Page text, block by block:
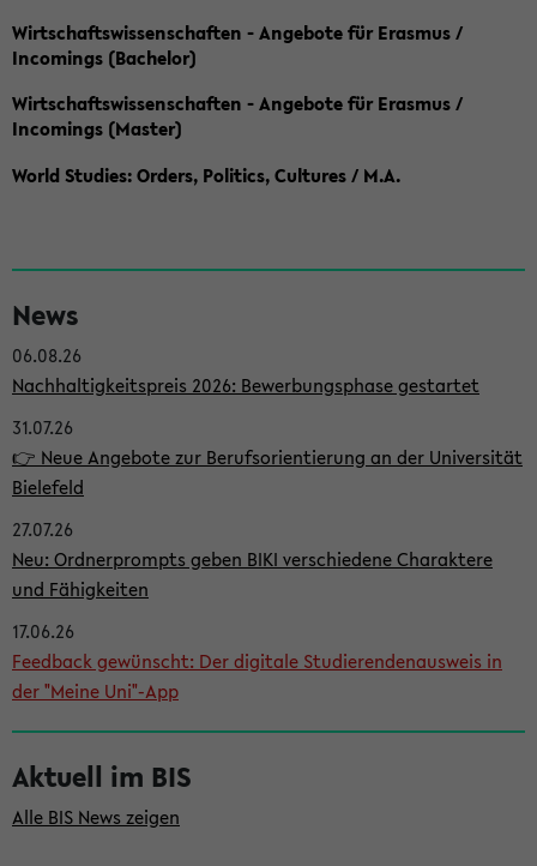
Wirtschaftswissenschaften - Angebote für Erasmus /
Incomings (Bachelor)
Wirtschaftswissenschaften - Angebote für Erasmus /
Incomings (Master)
World Studies: Orders, Politics, Cultures / M.A.
e
i
t
e
n
l
e
i
s
t
e
News
06.08.26
Nachhaltigkeitspreis 2026: Bewerbungsphase gestartet
31.07.26
👉 Neue Angebote zur Berufsorientierung an der Universität
Bielefeld
27.07.26
Neu: Ordnerprompts geben BIKI verschiedene Charaktere
und Fähigkeiten
17.06.26
Feedback gewünscht: Der digitale Studierendenausweis in
der "Meine Uni"-App
Aktuell im BIS
Alle BIS News zeigen